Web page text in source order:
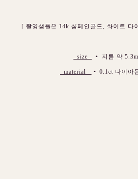
[ 촬영샘플은 14k 샴페인골드, 화이트 다
size • 지름 약
material • 0.1ct 다이아